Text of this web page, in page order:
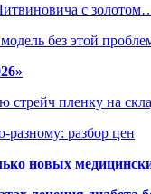
с
без этой
стрейч пленку на
разному: разбор цен
новых